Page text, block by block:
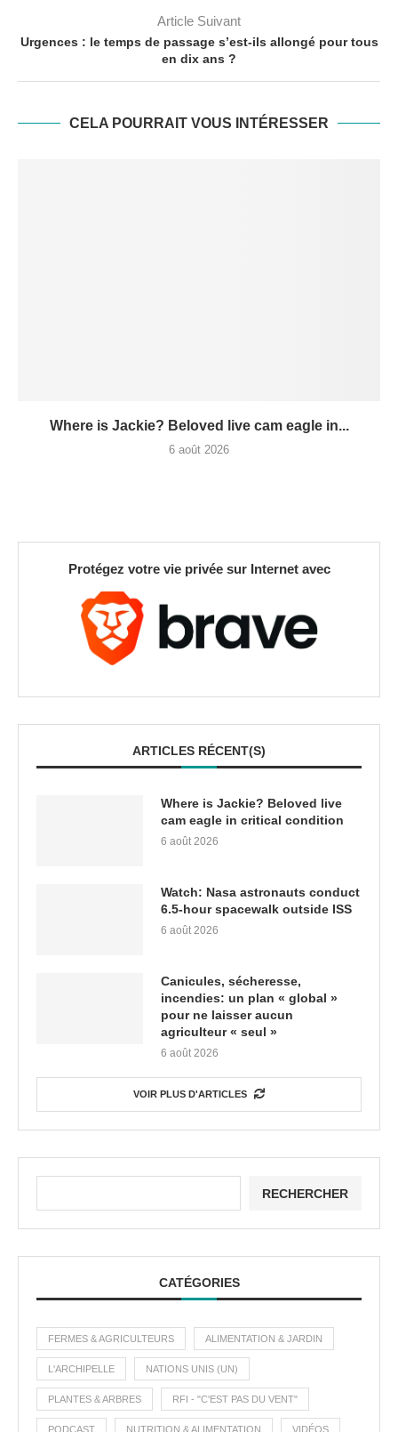
Article Suivant
Urgences : le temps de passage s’est-ils allongé pour tous
en dix ans ?
CELA POURRAIT VOUS INTÉRESSER
Where is Jackie? Beloved live cam eagle in...
6 août 2026
Protégez votre vie privée sur Internet avec
ARTICLES RÉCENT(S)
Where is Jackie? Beloved live
cam eagle in critical condition
6 août 2026
Watch: Nasa astronauts conduct
6.5-hour spacewalk outside ISS
6 août 2026
Canicules, sécheresse,
incendies: un plan « global »
pour ne laisser aucun
agriculteur « seul »
6 août 2026
VOIR PLUS D'ARTICLES
RECHERCHER
CATÉGORIES
FERMES & AGRICULTEURS ALIMENTATION & JARDIN
L'ARCHIPELLE NATIONS UNIS (UN)
PLANTES & ARBRES RFI - "C'EST PAS DU VENT"
PODCAST NUTRITION & ALIMENTATION VIDÉOS